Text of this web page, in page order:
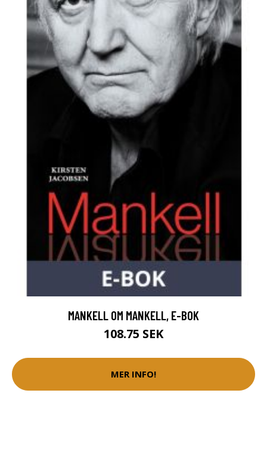
MANKELL OM MANKELL, E-BOK
108.75 SEK
MER INFO!